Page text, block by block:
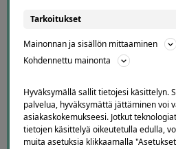
Loved every minute of it
and relaxation
Page
Tarkoitukset
Mainonnan ja sisällön mittaaminen
Kohdennettu mainonta
Hyväksymällä sallit tietojesi käsittelyn.
palvelua, hyväksymättä jättäminen voi
asiakaskokemukseesi. Jotkut
tietojen käsittelyä oikeutetulla edulla,
muita asetuksia klikkaamalla